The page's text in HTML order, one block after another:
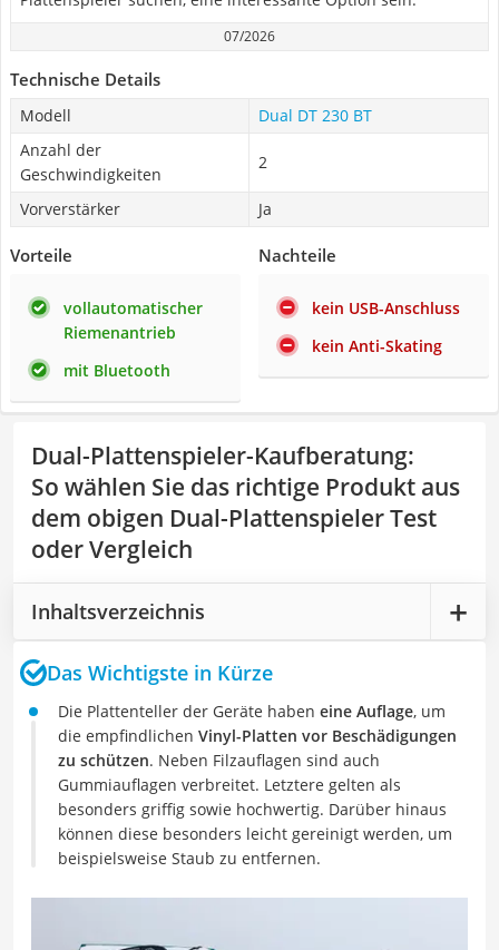
07/2026
Technische Details
Modell
Dual DT 230 BT
Anzahl der
Geschwindigkeiten
2
Vorverstärker Ja
Vorteile
vollautomatischer
Riemenantrieb
mit Bluetooth
Nachteile
kein USB-Anschluss
kein Anti-Skating
Dual-Plattenspieler-Kaufberatung:
So wählen Sie das richtige Produkt aus
dem obigen Dual-Plattenspieler Test
oder Vergleich
Inhaltsverzeichnis
Das Wichtigste in Kürze
Die Plattenteller der Geräte haben eine Auflage, um
die empfindlichen Vinyl-Platten vor Beschädigungen
zu schützen. Neben Filzauflagen sind auch
Gummiauflagen verbreitet. Letztere gelten als
besonders griffig sowie hochwertig. Darüber hinaus
können diese besonders leicht gereinigt werden, um
beispielsweise Staub zu entfernen.